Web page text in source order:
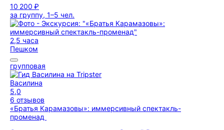
10 200 ₽
за группу, 1–5 чел.
2,5 часа
Пешком
групповая
Василина
5,0
6 отзывов
«Братья Карамазовы»: иммерсивный спектакль-
променад